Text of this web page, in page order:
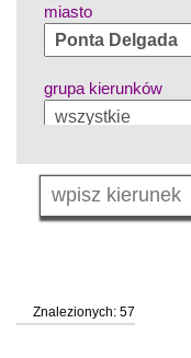
miasto
grupa kierunków
język
status uczelni
Znalezionych: 57